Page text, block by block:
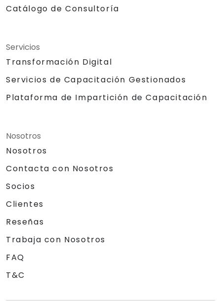
Catálogo de Consultoría
Servicios
Transformación Digital
Servicios de Capacitación Gestionados
Plataforma de Impartición de Capacitación
Nosotros
Nosotros
Contacta con Nosotros
Socios
Clientes
Reseñas
Trabaja con Nosotros
FAQ
T&C